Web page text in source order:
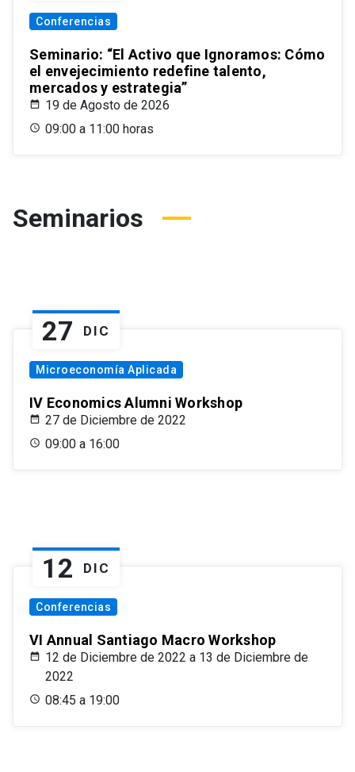
Conferencias
Seminario: “El Activo que Ignoramos: Cómo
el envejecimiento redefine talento,
mercados y estrategia”
19 de Agosto de 2026
09:00 a 11:00 horas
Seminarios
27 DIC
Microeconomía Aplicada
IV Economics Alumni Workshop
27 de Diciembre de 2022
09:00 a 16:00
12 DIC
Conferencias
VI Annual Santiago Macro Workshop
12 de Diciembre de 2022 a 13 de Diciembre de
2022
08:45 a 19:00